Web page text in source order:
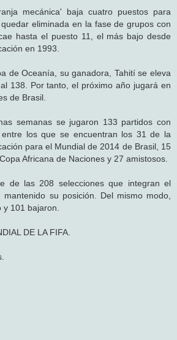
mecánica' baja cuatro puestos para
eliminada en la fase de grupos con
hasta el puesto 11, el más bajo desde
en 1993.
de Oceanía, su ganadora, Tahití se eleva
138. Por tanto, el próximo año jugará en
de Brasil.
semanas se jugaron 133 partidos con
entre los que se encuentran los 31 de la
para el Mundial de 2014 de Brasil, 15
Africana de Naciones y 27 amistosos.
de las 208 selecciones que integran el
su posición. Del mismo modo,
101 bajaron.
DE LA FIFA.